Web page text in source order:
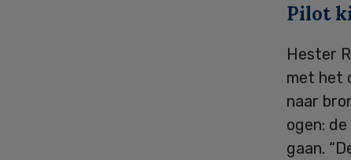
Pilot
Hester
met het
naar
ogen:
gaan.